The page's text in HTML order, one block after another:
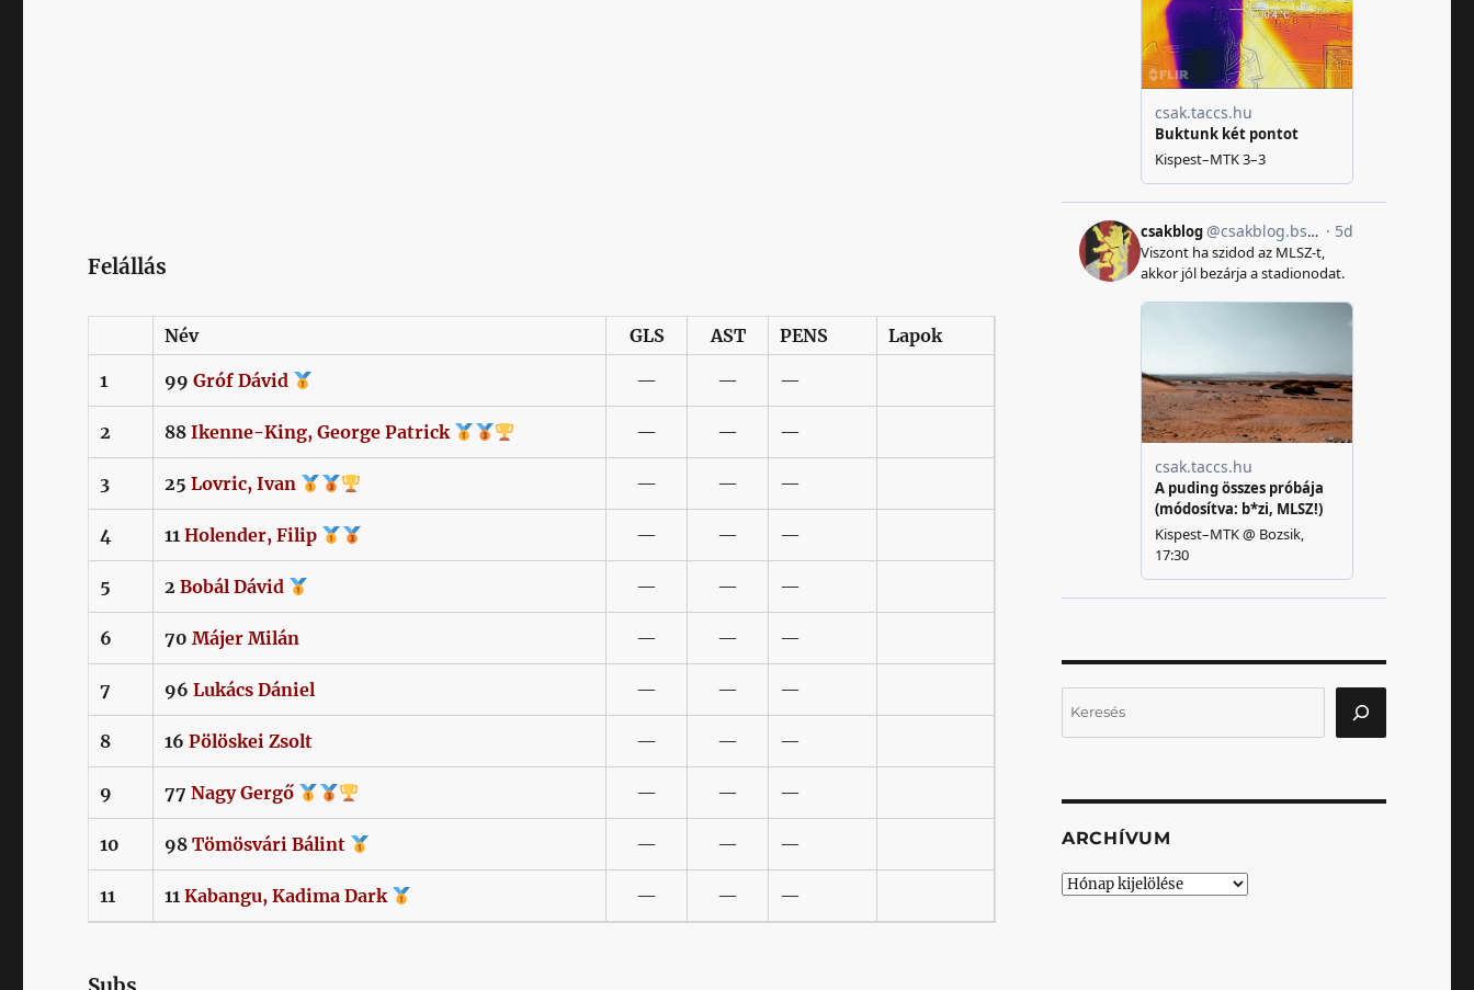
Felállás
Név GLS AST PENS Lapok
1 99Gróf Dávid — — —
2 88Ikenne-King, George Patrick — — —
3 25Lovric, Ivan — — —
4 11Holender, Filip — — —
5 2Bobál Dávid — — —
6 70Májer Milán — — —
7 96Lukács Dániel — — —
8 16Pölöskei Zsolt — — —
9 77Nagy Gergő — — —
10 98Tömösvári Bálint — — —
11 11Kabangu, Kadima Dark — — —
ARCHÍVUM
Archívum